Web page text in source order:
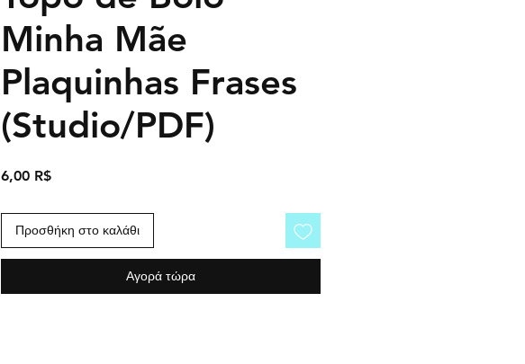
Minha Mãe
Plaquinhas Frases
(Studio/PDF)
6,00 R$Τιμή
Προσθήκη στο καλάθι
Αγορά τώρα